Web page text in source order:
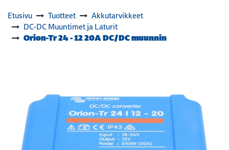
Etusivu Tuotteet
Akkutarvikkeet
DC-DC Muuntimet ja Laturit
Orion-Tr 24 - 12 20A DC/DC muunnin